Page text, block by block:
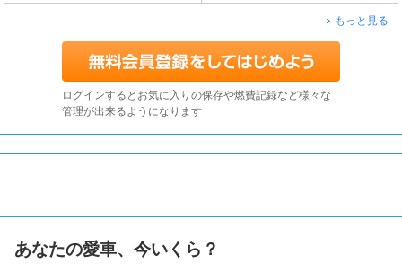
もっと見る
ログインするとお気に入りの保存や燃費記録など様々な
管理が出来るようになります
あなたの愛車、今いくら？